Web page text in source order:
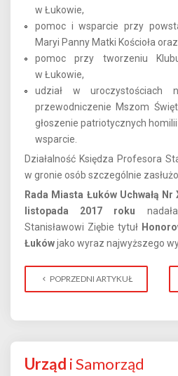
w Łukowie,
pomoc i wsparcie przy
Maryi Panny Matki Kościoła
pomoc przy tworzeniu
w Łukowie,
udział w uroczystościach
przewodniczenie Mszom
głoszenie patriotycznych
wsparcie.
Działalność Księdza Profesora
w gronie osób szczególnie
Rada Miasta Łuków Uchwałą
listopada 2017 roku
Stanisławowi Ziębie tytuł
Łukówjako wyraz najwyższego
POPRZEDNI ARTYKUŁ
Urząd i Samorząd